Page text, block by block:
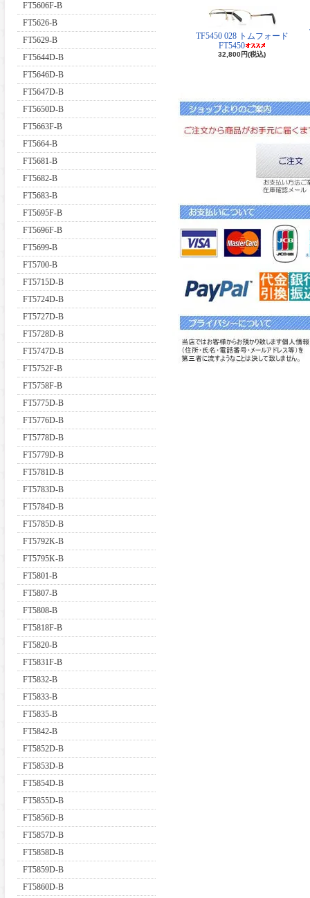
FT5606F-B
FT5626-B
FT5629-B
FT5644D-B
FT5646D-B
FT5647D-B
FT5650D-B
FT5663F-B
FT5664-B
FT5681-B
FT5682-B
FT5683-B
FT5695F-B
FT5696F-B
FT5699-B
FT5700-B
FT5715D-B
FT5724D-B
FT5727D-B
FT5728D-B
FT5747D-B
FT5752F-B
FT5758F-B
FT5775D-B
FT5776D-B
FT5778D-B
FT5779D-B
FT5781D-B
FT5783D-B
FT5784D-B
FT5785D-B
FT5792K-B
FT5795K-B
FT5801-B
FT5807-B
FT5808-B
FT5818F-B
FT5820-B
FT5831F-B
FT5832-B
FT5833-B
FT5835-B
FT5842-B
FT5852D-B
FT5853D-B
FT5854D-B
FT5855D-B
FT5856D-B
FT5857D-B
FT5858D-B
FT5859D-B
FT5860D-B
TF5450 028 トムフォード
FT5450
32,800円(税込)